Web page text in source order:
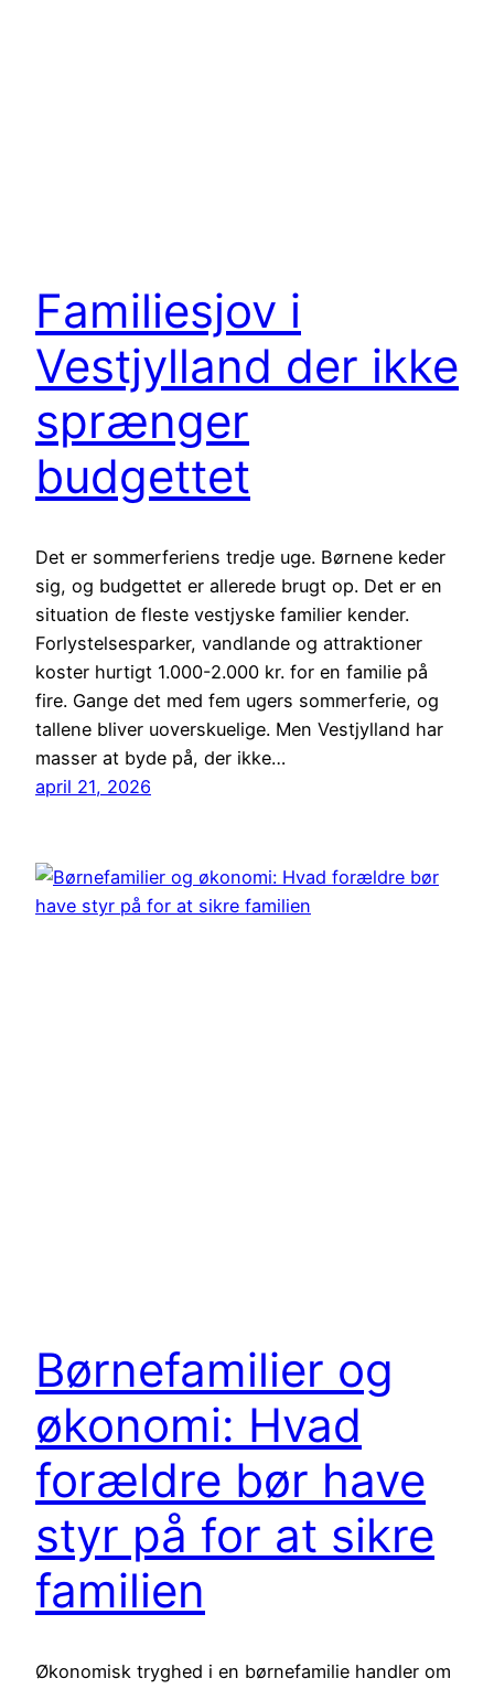
Familiesjov i
Vestjylland der ikke
sprænger
budgettet
Det er sommerferiens tredje uge. Børnene keder
sig, og budgettet er allerede brugt op. Det er en
situation de fleste vestjyske familier kender.
Forlystelsesparker, vandlande og attraktioner
koster hurtigt 1.000-2.000 kr. for en familie på
fire. Gange det med fem ugers sommerferie, og
tallene bliver uoverskuelige. Men Vestjylland har
masser at byde på, der ikke…
april 21, 2026
Børnefamilier og
økonomi: Hvad
forældre bør have
styr på for at sikre
familien
Økonomisk tryghed i en børnefamilie handler om